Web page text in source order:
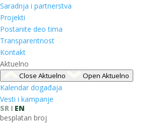
Saradnja i partnerstva
Projekti
Postanite deo tima
Transparentnost
Kontakt
Aktuelno
Close Aktuelno Open Aktuelno
Kalendar događaja
Vesti i kampanje
SR
EN
besplatan broj